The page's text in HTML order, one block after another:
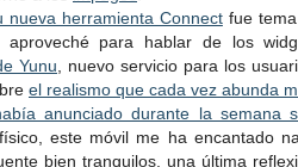
nueva herramienta Connectfue tema
para hablar de los
Yunu , nuevo servicio para los
el realismo que cada vez abunda
anunciado durante la semana
este móvil me ha encantado
bien tranquilos, una última